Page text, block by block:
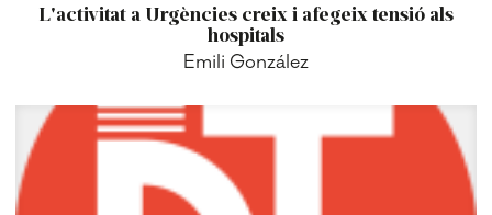
L'activitat a Urgències creix i afegeix tensió als
hospitals
Emili González